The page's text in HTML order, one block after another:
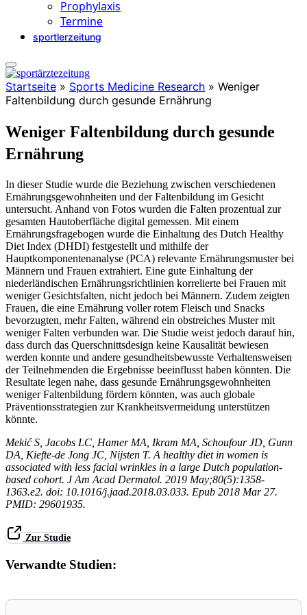
Prophylaxis
Termine
sportlerzeitung
Startseite » Sports Medicine Research » Weniger
Faltenbildung durch gesunde Ernährung
Weniger Faltenbildung durch gesunde
Ernährung
In dieser Studie wurde die Beziehung zwischen verschiedenen
Ernährungsgewohnheiten und der Faltenbildung im Gesicht
untersucht. Anhand von Fotos wurden die Falten prozentual zur
gesamten Hautoberfläche digital gemessen. Mit einem
Ernährungsfragebogen wurde die Einhaltung des Dutch Healthy
Diet Index (DHDI) festgestellt und mithilfe der
Hauptkomponentenanalyse (PCA) relevante Ernährungsmuster bei
Männern und Frauen extrahiert. Eine gute Einhaltung der
niederländischen Ernährungsrichtlinien korrelierte bei Frauen mit
weniger Gesichtsfalten, nicht jedoch bei Männern. Zudem zeigten
Frauen, die eine Ernährung voller rotem Fleisch und Snacks
bevorzugten, mehr Falten, während ein obstreiches Muster mit
weniger Falten verbunden war. Die Studie weist jedoch darauf hin,
dass durch das Querschnittsdesign keine Kausalität bewiesen
werden konnte und andere gesundheitsbewusste Verhaltensweisen
der Teilnehmenden die Ergebnisse beeinflusst haben könnten. Die
Resultate legen nahe, dass gesunde Ernährungsgewohnheiten
weniger Faltenbildung fördern könnten, was auch globale
Präventionsstrategien zur Krankheitsvermeidung unterstützen
könnte.
Mekić S, Jacobs LC, Hamer MA, Ikram MA, Schoufour JD, Gunn
DA, Kiefte-de Jong JC, Nijsten T. A healthy diet in women is
associated with less facial wrinkles in a large Dutch population-
based cohort. J Am Acad Dermatol. 2019 May;80(5):1358-
1363.e2. doi: 10.1016/j.jaad.2018.03.033. Epub 2018 Mar 27.
PMID: 29601935.
Zur Studie
Verwandte Studien: